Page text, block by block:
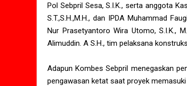
Pol Sebpril Sesa, S.I.K., serta anggota
S.T.,S.H.,M.H., dan IPDA Muhammad
Nur Prasetyantoro Wira Utomo, S.I.K.,
Alimuddin. A S.H., tim pelaksana
Adapun Kombes Sebpril menegaskan
pengawasan ketat saat proyek